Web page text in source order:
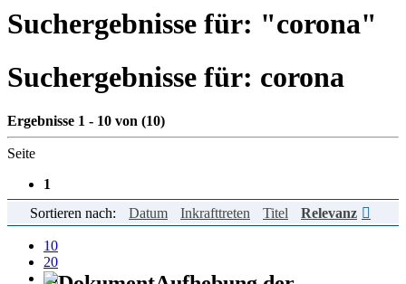
Suchergebnisse für: "corona"
Suchergebnisse für: corona
Ergebnisse 1 - 10 von (10)
Seite
1
Einträge pro Seite
10
20
50
Sortieren nach: Datum Inkrafttreten Titel Relevanz